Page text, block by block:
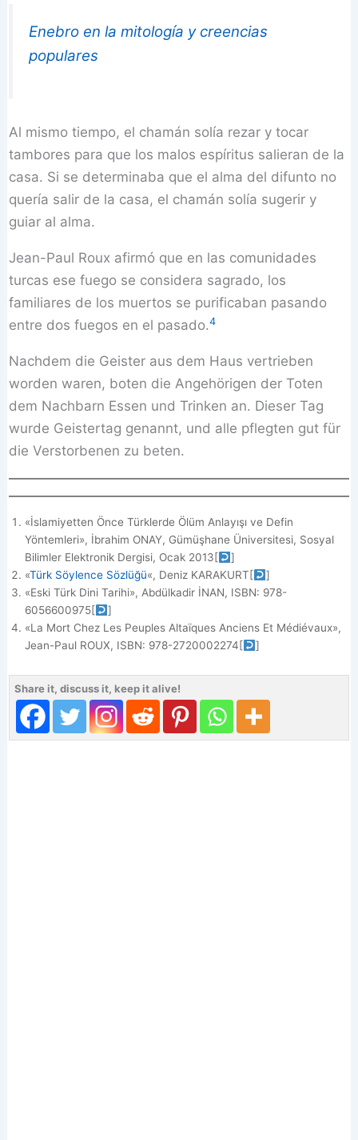
Enebro en la mitología y creencias
populares
Al mismo tiempo, el chamán solía rezar y tocar
tambores para que los malos espíritus salieran de la
casa. Si se determinaba que el alma del difunto no
quería salir de la casa, el chamán solía sugerir y
guiar al alma.
Jean-Paul Roux afirmó que en las comunidades
turcas ese fuego se considera sagrado, los
familiares de los muertos se purificaban pasando
entre dos fuegos en el pasado.4
Nachdem die Geister aus dem Haus vertrieben
worden waren, boten die Angehörigen der Toten
dem Nachbarn Essen und Trinken an. Dieser Tag
wurde Geistertag genannt, und alle pflegten gut für
die Verstorbenen zu beten.
«İslamiyetten Önce Türklerde Ölüm Anlayışı ve Defin
Yöntemleri», İbrahim ONAY, Gümüşhane Üniversitesi, Sosyal
Bilimler Elektronik Dergisi, Ocak 2013[
]
«Türk Söylence Sözlüğü«, Deniz KARAKURT[
]
«Eski Türk Dini Tarihi», Abdülkadir İNAN, ISBN: 978-
6056600975[
]
«La Mort Chez Les Peuples Altaïques Anciens Et Médiévaux»,
Jean-Paul ROUX, ISBN: ‎978-2720002274[ ]
Share it, discuss it, keep it alive!